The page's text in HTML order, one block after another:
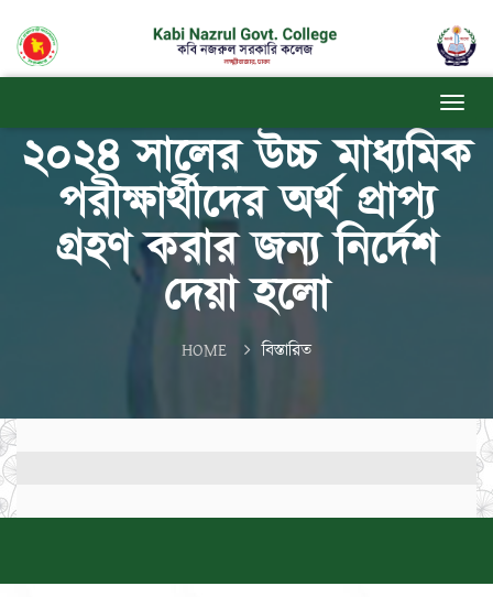
২০২৪ সালের উচ্চ মাধ্যমিক
পরীক্ষার্থীদের অর্থ প্রাপ্য
গ্রহণ করার জন্য নির্দেশ
দেয়া হলো
HOME বিস্তারিত